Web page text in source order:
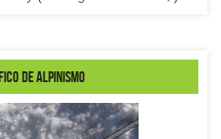
DE ALPINISMO